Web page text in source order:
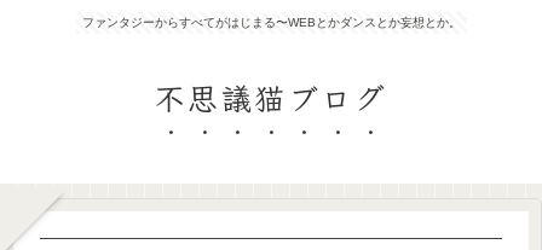
ファンタジーからすべてがはじまる〜WEBとかダンスとか妄想とか。
不思議猫ブログ